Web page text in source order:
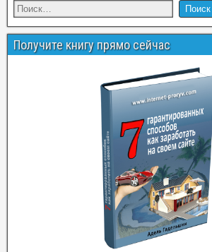
Получите книгу прямо сейчас